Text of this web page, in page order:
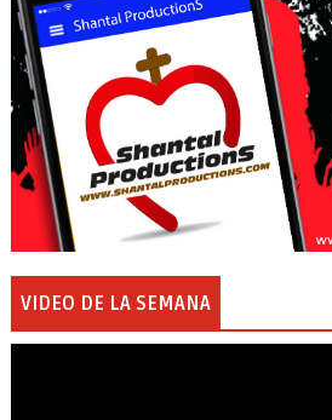
VIDEO DE LA SEMANA